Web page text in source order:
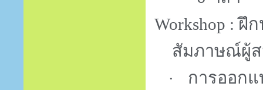
Workshop :ฝึ
สัมภาษณ์ผู้ส
·
การออก